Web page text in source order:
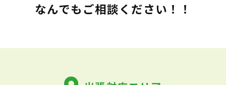
なんでもご相談ください！！